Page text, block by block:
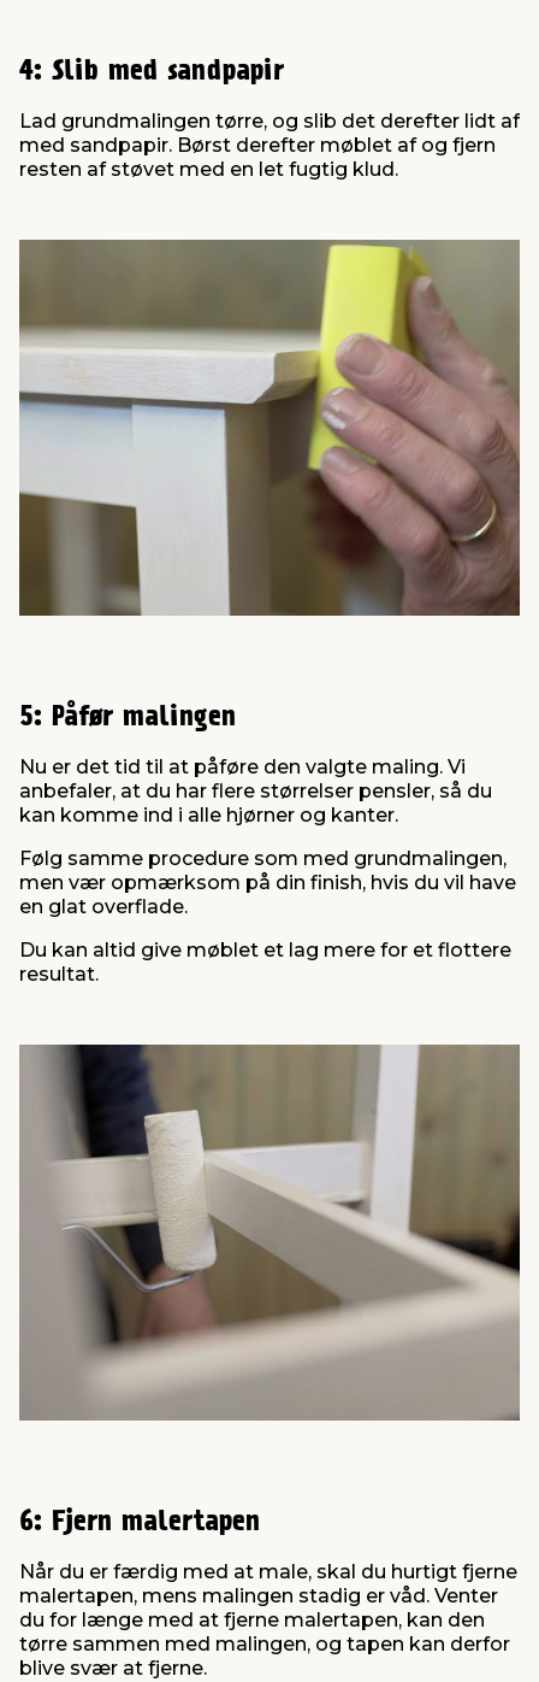
4: Slib med sandpapir
Lad grundmalingen tørre, og slib det derefter lidt af
med sandpapir. Børst derefter møblet af og fjern
resten af støvet med en let fugtig klud.
5: Påfør malingen
Nu er det tid til at påføre den valgte maling. Vi
anbefaler, at du har flere størrelser pensler, så du
kan komme ind i alle hjørner og kanter.
Følg samme procedure som med grundmalingen,
men vær opmærksom på din finish, hvis du vil have
en glat overflade.
Du kan altid give møblet et lag mere for et flottere
resultat.
6: Fjern malertapen
Når du er færdig med at male, skal du hurtigt fjerne
malertapen, mens malingen stadig er våd. Venter
du for længe med at fjerne malertapen, kan den
tørre sammen med malingen, og tapen kan derfor
blive svær at fjerne.